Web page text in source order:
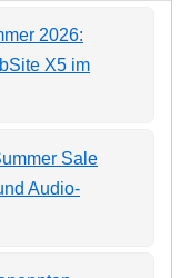
2026:
X5 im
Sale
Audio-